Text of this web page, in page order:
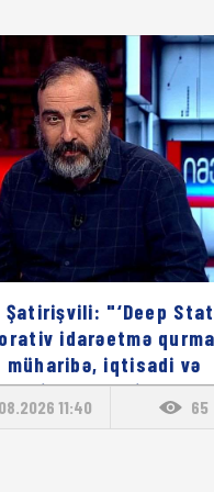
Şatirişvili: "‘Deep
idarəetmə
müharibə, iqtisadi və
alətlərindən
edir"
11:40 65